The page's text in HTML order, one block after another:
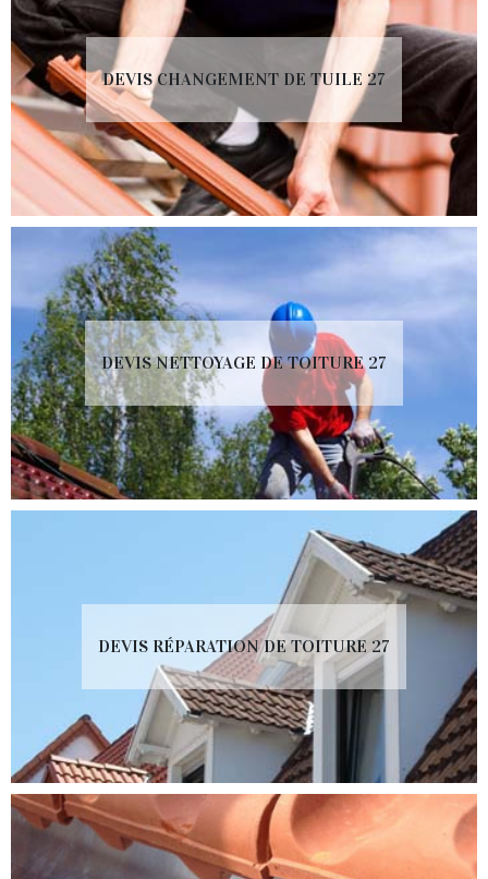
DEVIS CHANGEMENT DE TUILE 27
DEVIS NETTOYAGE DE TOITURE 27
DEVIS RÉPARATION DE TOITURE 27